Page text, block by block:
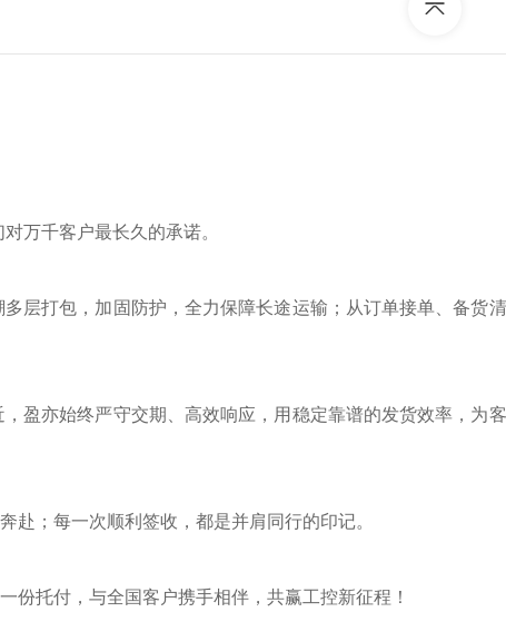
万千客户最长久的承诺。
层打包，加固防护，全力保障长途运输；从订单接单、备货
盈亦始终严守交期、高效响应，用稳定靠谱的发货效率，为
；每一次顺利签收，都是并肩同行的印记。
份托付，与全国客户携手相伴，共赢工控新征程！